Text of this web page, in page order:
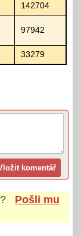
142704
97942
33279
?
Pošli mu